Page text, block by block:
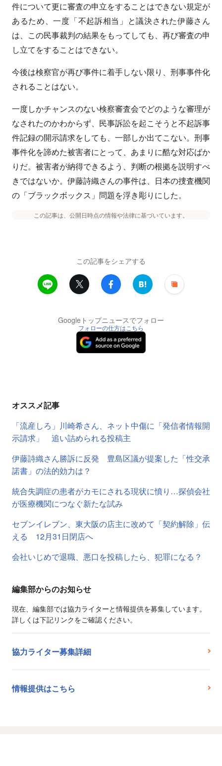
件について更に審査の申立をすることはできない規定が
あるため、一度「不起訴相当」と議決された伊藤さん
は、この民事裁判の結果をもってしても、再び審査の申
し立てをすることはできない。
今後は検察官が再び事件に着手しない限り、刑事事件化
されることはない。
一度しかチャンスのない検察審査会でどのような審理が
なされたのかわからず、民事訴訟を起こそうと不起訴事
件記録の開示請求をしても、一部しか出てこない。刑事
事件化を諦めた被害者にとって、あまりに酷な対応ばか
りだ。被害者が納得できるよう、判断の根拠を説明すべ
きではないか。伊藤詩織さんの事件は、日本の捜査機関
の「ブラックボックス」問題を浮き彫りにした。
この記事は、公開日時点の情報や法律に基づいています。
この記事をシェアする
Googleトップニュースでフォロー
フォローの仕方はこちら
オススメ記事
「流産しろ」川崎希さん、ネット中傷に「発信者情報開
示請求」 追い詰められる投稿主
伊藤詩織さん勝訴に反発 豊島区議が提案した「性交承
諾書」の法的効力は？
統合失調症の患者がカモにされる現状に憤り…探偵会社
が医療機関につなぐ新たな試み
セブンイレブン、東大阪の店主に改めて「契約解除」伝
える 12月31日閉店へ
会社いじめで退職、悪口を投稿したら、犯罪になる？
編集部からのお知らせ
現在、編集部では協力ライターと情報提供を募集しています。
詳しくは下記リンクをご確認ください。
協力ライター募集詳細
情報提供はこちら